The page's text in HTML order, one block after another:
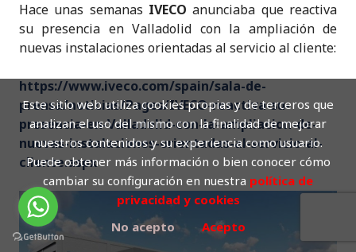
Este sitio web utiliza cookies propias y de terceros que
analizan el uso del mismo con la finalidad de mejorar
nuestros contenidos y su experiencia como usuario.
Puede obtener más información o bien conocer cómo
cambiar su configuración en nuestra política de
privacidad y cookies
No acepto
Acepto
Hace unas semanas IVECO anunciaba que reactiva
su presencia en Valladolid con la ampliación de
nuevas instalaciones orientadas al servicio al cliente:
https://www.iveco.com/spain/sala-de-
prensa/noticias/Pages/IVECO-reactiva-su-
presencia-en-Valladolid-con-la-ampliacion-de-
nuevas-instalaciones-orientadas-al-servicio-al-
cliente.aspx